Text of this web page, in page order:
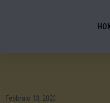
Febbraio 13, 2023